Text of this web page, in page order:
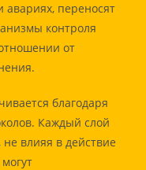
переносят
контроля
от
благодаря
Каждый слой
влияя в действие